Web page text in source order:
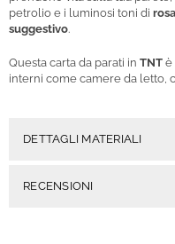
petrolio e i luminosi toni di rosa
suggestivo.
Questa carta da parati in TNT è
interni come camere da letto,
DETTAGLI MATERIALI
RECENSIONI